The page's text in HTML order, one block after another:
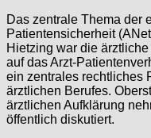
Das zentrale Thema der
Patientensicherheit
Hietzing war die
auf das Arzt-
ein zentrales rechtliches
ärztlichen Berufes.
ärztlichen Aufklärung
öffentlich diskutiert.